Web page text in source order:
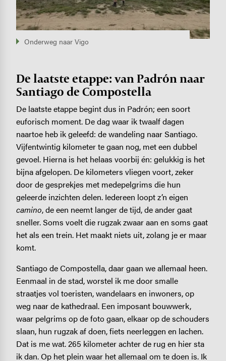
Onderweg naar Vigo
De laatste etappe: van Padrón naar
Santiago de Compostella
De laatste etappe begint dus in Padrón; een soort
euforisch moment. De dag waar ik twaalf dagen
naartoe heb ik geleefd: de wandeling naar Santiago.
Vijfentwintig kilometer te gaan nog, met een dubbel
gevoel. Hierna is het helaas voorbij én: gelukkig is het
bijna afgelopen. De kilometers vliegen voort, zeker
door de gesprekjes met medepelgrims die hun
geleerde inzichten delen. Iedereen loopt z’n eigen
camino, de een neemt langer de tijd, de ander gaat
sneller. Soms voelt die rugzak zwaar aan en soms gaat
het als een trein. Het maakt niets uit, zolang je er maar
komt.
Santiago de Compostella, daar gaan we allemaal heen.
Eenmaal in de stad, worstel ik me door smalle
straatjes vol toeristen, wandelaars en inwoners, op
weg naar de kathedraal. Een imposant bouwwerk,
waar pelgrims op de foto gaan, elkaar op de schouders
slaan, hun rugzak af doen, fiets neerleggen en lachen.
Dat is me wat. 265 kilometer achter de rug en hier sta
ik dan. Op het plein waar het allemaal om te doen is. Ik